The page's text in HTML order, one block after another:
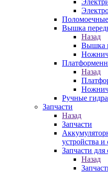
Вышка
Назад
Вышка
Назад
Ручные
Запчасти
Назад
Запчасти
устройства и
Запчасти для
Назад